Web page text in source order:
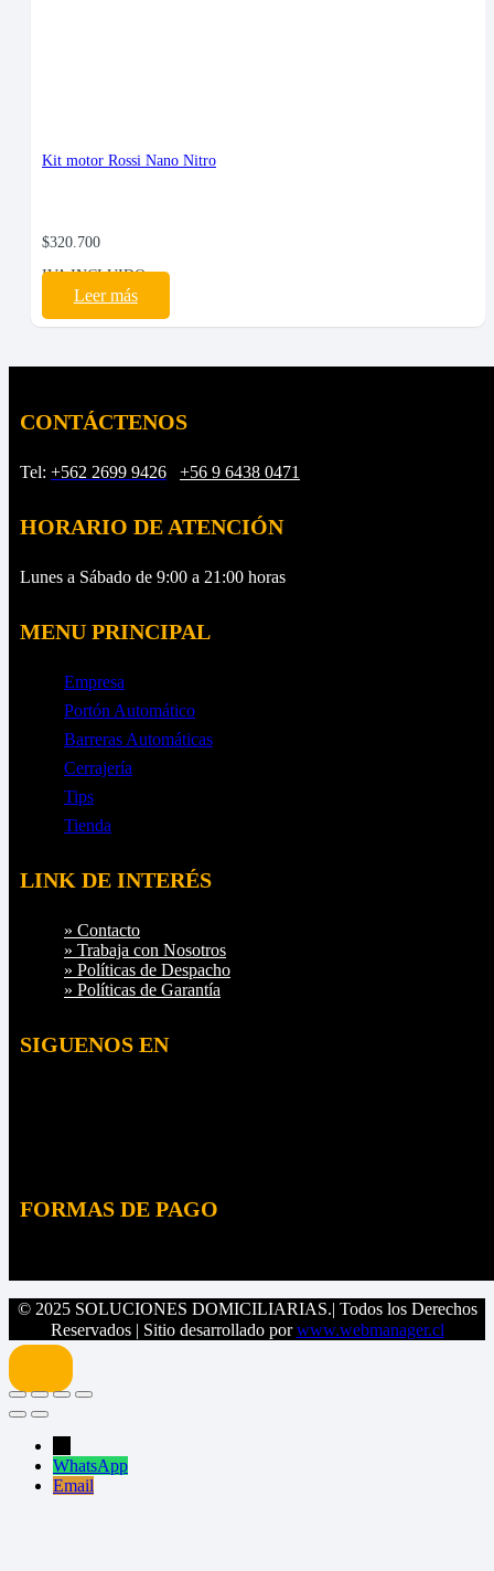
Kit motor Rossi Nano Nitro
$320.700
IVA INCLUIDO
Leer más
CONTÁCTENOS
Tel: +562 2699 9426 +56 9 6438 0471
HORARIO DE ATENCIÓN
Lunes a Sábado de 9:00 a 21:00 horas
MENU PRINCIPAL
Empresa
Portón Automático
Barreras Automáticas
Cerrajería
Tips
Tienda
LINK DE INTERÉS
» Contacto
» Trabaja con Nosotros
» Políticas de Despacho
» Políticas de Garantía
SIGUENOS EN
FORMAS DE PAGO
© 2025 SOLUCIONES DOMICILIARIAS.| Todos los Derechos
Reservados | Sitio desarrollado porwww.webmanager.cl
WhatsApp
Email